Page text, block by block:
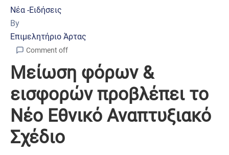
Νέα -Ειδήσεις
By
Επιμελητήριο Άρτας
Comment off
Μείωση φόρων &
εισφορών προβλέπει το
Νέο Εθνικό Αναπτυξιακό
Σχέδιο